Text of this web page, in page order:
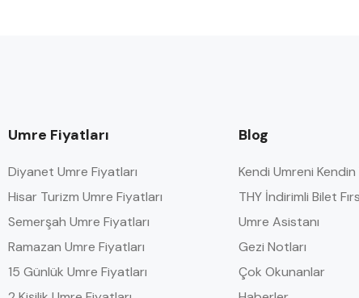
Umre Fiyatları
Diyanet Umre Fiyatları
Hisar Turizm Umre Fiyatları
Semerşah Umre Fiyatları
Ramazan Umre Fiyatları
15 Günlük Umre Fiyatları
Blog
Kendi Umreni Kendin
THY İndirimli Bilet
Umre Asistanı
Gezi Notları
Çok Okunanlar